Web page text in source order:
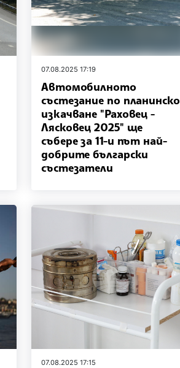
07.08.2025 17:19
Автомобилното
състезание по планинско
изкачване "Раховец -
Лясковец 2025" ще
събере за 11-и път най-
добрите български
състезатели
07.08.2025 17:15